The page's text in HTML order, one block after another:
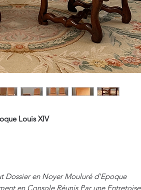
Louis XIV
Dossier en Noyer Mouluré d'Epoque
en Console Réunis Par une Entretoise